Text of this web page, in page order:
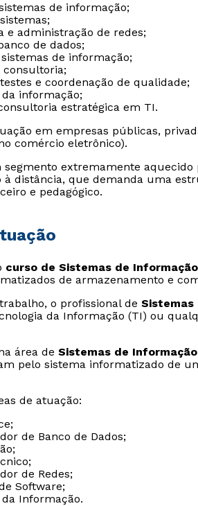
de informação;
e administração de redes;
de dados;
de informação;
e coordenação de qualidade;
informação;
estratégica em TI.
em empresas públicas,
comércio eletrônico).
extremamente aquecido
à distância, que demanda uma
e pedagógico.
curso de Sistemas de Informação
de armazenamento e
o profissional de Sistemas
da Informação (TI) ou
área de Sistemas de Informação
pelo sistema informatizado de
de atuação:
de Banco de Dados;
de Redes;
Software;
Informação.